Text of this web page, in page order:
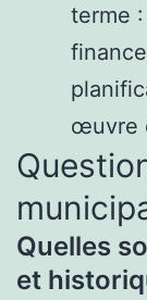
terme :
œuvre
Quelles
et